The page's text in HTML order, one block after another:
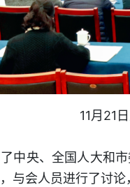
11月21
中央、全国人大和
，与会人员进行了讨